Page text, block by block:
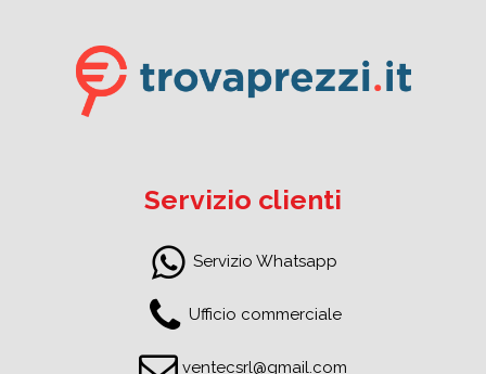
Servizio clienti
Servizio Whatsapp
Ufficio commerciale
ventecsrl@gmail.com